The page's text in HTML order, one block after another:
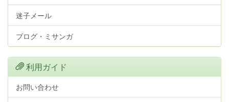
迷子メール
ブログ・ミサンガ
利用ガイド
お問い合わせ